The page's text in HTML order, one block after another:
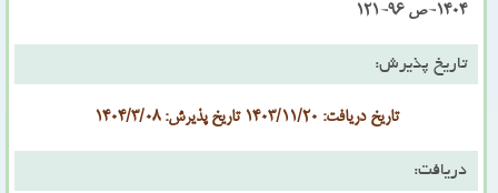
1404-ص 96-121
تاریخ پذیرش:
تاریخ دریافت: 1403/11/20 تاریخ پذیرش: 1404/3/08
دریافت: